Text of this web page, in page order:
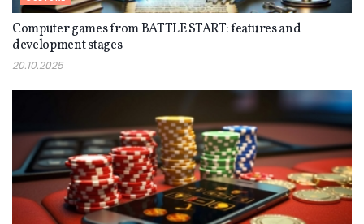
Computer games from BATTLE START: features and
development stages
20.10.2025